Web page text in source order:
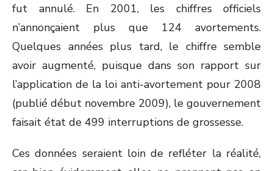
fut annulé. En 2001, les chiffres officiels
n’annonçaient plus que 124 avortements.
Quelques années plus tard, le chiffre semble
avoir augmenté, puisque dans son rapport sur
l’application de la loi anti-avortement pour 2008
(publié début novembre 2009), le gouvernement
faisait état de 499 interruptions de grossesse.
Ces données seraient loin de refléter la réalité,